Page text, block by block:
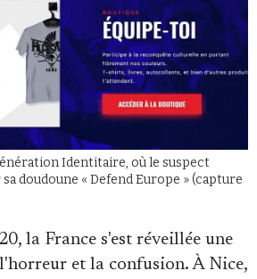
Identitaire, où le suspect
doudoune « Defend Europe » (capture
la France s'est réveillée une
et la confusion. À Nice,